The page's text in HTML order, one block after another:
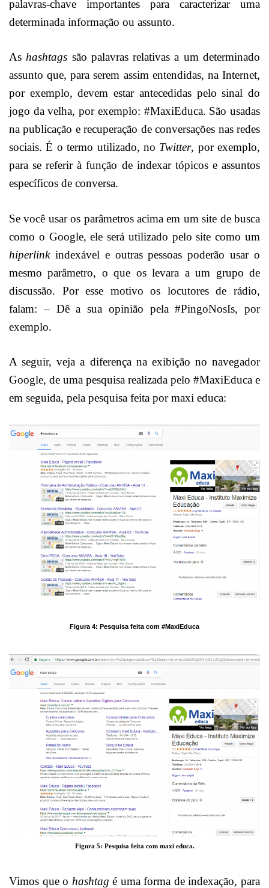
palavras-chave importantes para caracterizar uma
determinada informação ou assunto.
Ashashtags são palavras relativas a um determinado
assunto que, para serem assim entendidas, na Internet,
por exemplo, devem estar antecedidas pelo sinal do
jogo da velha, por exemplo: #MaxiEduca. São usadas
na publicação e recuperação de conversações nas redes
sociais. É o termo utilizado, no Twitter, por exemplo,
para se referir à função de indexar tópicos e assuntos
específicos de conversa.
Se você usar os parâmetros acima em um site de busca
como o Google, ele será utilizado pelo site como um
hiperlinkindexável e outras pessoas poderão usar o
mesmo parâmetro, o que os levara a um grupo de
discussão. Por esse motivo os locutores de rádio,
falam: – Dê a sua opinião pela #PingoNosIs, por
exemplo.
A seguir, veja a diferença na exibição no navegador
Google, de uma pesquisa realizada pelo #MaxiEduca e
em seguida, pela pesquisa feita por maxi educa:
Figura 4: Pesquisa feita com #MaxiEduca
Figura 5: Pesquisa feita com maxi educa.
Vimos que o hashtag é uma forma de indexação, para